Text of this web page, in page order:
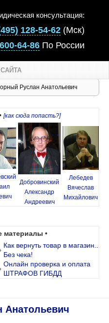
консультация:
128-54-62 (Мск)
64-86 По России
Руслан Анатольевич
[как сюда попасть?]
Добровинский
Александр
Андреевич
Лебедев
Вячеслав
Михайлович
материалы •
Как вернуть товар в магазин..
Без чека!
Онлайн проверка и оплата
ШТРАФОВ ГИБДД
Анатольевич